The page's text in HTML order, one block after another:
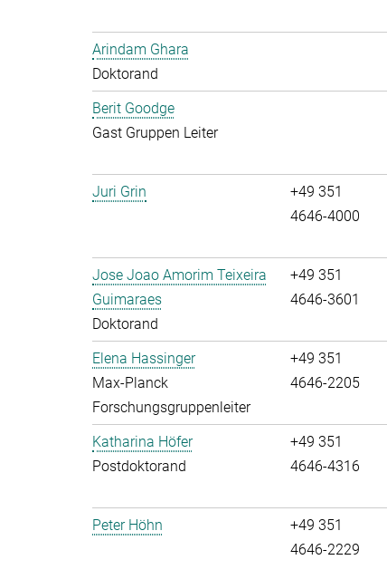
Arindam Ghara
Doktorand
Berit Goodge
Gast Gruppen Leiter
Juri Grin
+49 351
4646-4000
Jose Joao Amorim Teixeira
Guimaraes
Doktorand
+49 351
4646-3601
Elena Hassinger
Max-Planck
Forschungsgruppenleiter
+49 351
4646-2205
Katharina Höfer
Postdoktorand
+49 351
4646-4316
Peter Höhn
+49 351
4646-2229